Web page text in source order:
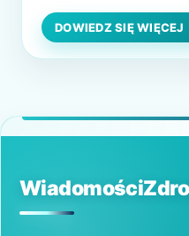
ważne dla
ten stan można
Wątroba
DOWIEDZ SIĘ WIĘCEJ